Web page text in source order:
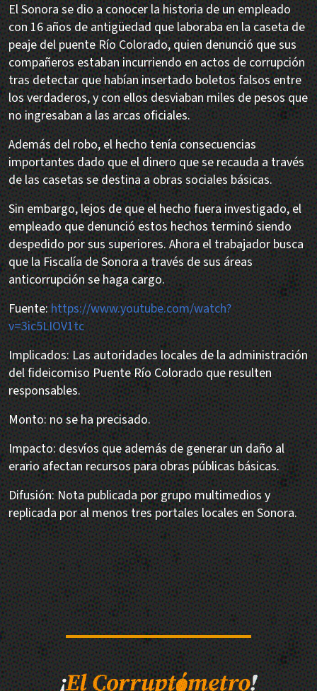
El Sonora se dio a conocer la historia de un empleado
con 16 años de antigüedad que laboraba en la caseta de
peaje del puente Río Colorado, quien denunció que sus
compañeros estaban incurriendo en actos de corrupción
tras detectar que habían insertado boletos falsos entre
los verdaderos, y con ellos desviaban miles de pesos que
no ingresaban a las arcas oficiales.
Además del robo, el hecho tenía consecuencias
importantes dado que el dinero que se recauda a través
de las casetas se destina a obras sociales básicas.
Sin embargo, lejos de que el hecho fuera investigado, el
empleado que denunció estos hechos terminó siendo
despedido por sus superiores. Ahora el trabajador busca
que la Fiscalía de Sonora a través de sus áreas
anticorrupción se haga cargo.
Fuente:https://www.youtube.com/watch?
v=3ic5LIOV1tc
Implicados: Las autoridades locales de la administración
del fideicomiso Puente Río Colorado que resulten
responsables.
Monto: no se ha precisado.
Impacto: desvíos que además de generar un daño al
erario afectan recursos para obras públicas básicas.
Difusión: Nota publicada por grupo multimedios y
replicada por al menos tres portales locales en Sonora.